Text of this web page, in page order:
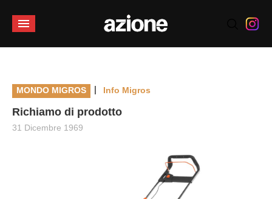
MONDO MIGROS | Info Migros
Richiamo di prodotto
31 Dicembre 1969